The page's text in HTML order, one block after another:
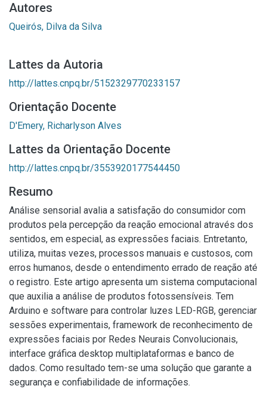
Autores
Queirós, Dilva da Silva
Lattes da Autoria
http://lattes.cnpq.br/5152329770233157
Orientação Docente
D'Emery, Richarlyson Alves
Lattes da Orientação Docente
http://lattes.cnpq.br/3553920177544450
Resumo
Análise sensorial avalia a satisfação do consumidor com
produtos pela percepção da reação emocional através dos
sentidos, em especial, as expressões faciais. Entretanto,
utiliza, muitas vezes, processos manuais e custosos, com
erros humanos, desde o entendimento errado de reação até
o registro. Este artigo apresenta um sistema computacional
que auxilia a análise de produtos fotossensíveis. Tem
Arduino e software para controlar luzes LED-RGB, gerenciar
sessões experimentais, framework de reconhecimento de
expressões faciais por Redes Neurais Convolucionais,
interface gráfica desktop multiplataformas e banco de
dados. Como resultado tem-se uma solução que garante a
segurança e confiabilidade de informações.